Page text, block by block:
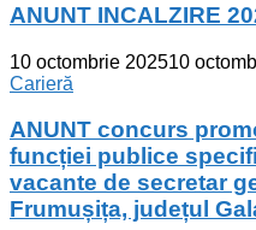
ANUNT INCALZIRE
10 octombrie 202510
Carieră
ANUNT concurs
funcției publice
vacante de secretar
Frumușița, județul